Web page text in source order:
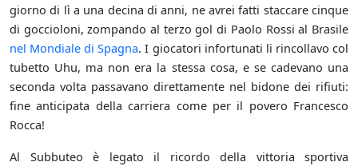
giorno di lì a una decina di anni, ne avrei fatti staccare cinque
di goccioloni, zompando al terzo gol di Paolo Rossi al Brasile
nel Mondiale di Spagna. I giocatori infortunati li rincollavo col
tubetto Uhu, ma non era la stessa cosa, e se cadevano una
seconda volta passavano direttamente nel bidone dei rifiuti:
fine anticipata della carriera come per il povero Francesco
Rocca!
Al Subbuteo è legato il ricordo della vittoria sportiva